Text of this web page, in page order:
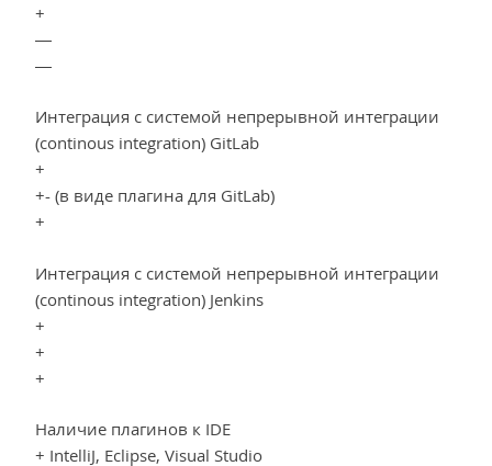
+
—
—
Интеграция с системой непрерывной интеграции
(continous integration) GitLab
+
+- (в виде плагина для GitLab)
+
Интеграция с системой непрерывной интеграции
(continous integration) Jenkins
+
+
+
Наличие плагинов к IDE
+ IntelliJ, Eclipse, Visual Studio